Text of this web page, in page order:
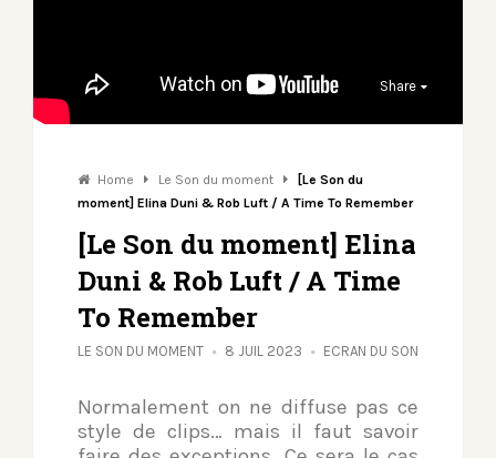
Share
Home Le Son du moment
[Le Son du
moment] Elina Duni & Rob Luft / A Time To Remember
[Le Son du moment] Elina
Duni & Rob Luft / A Time
To Remember
LE SON DU MOMENT 8 JUIL 2023 ECRAN DU SON
Normalement on ne diffuse pas ce
style de clips… mais il faut savoir